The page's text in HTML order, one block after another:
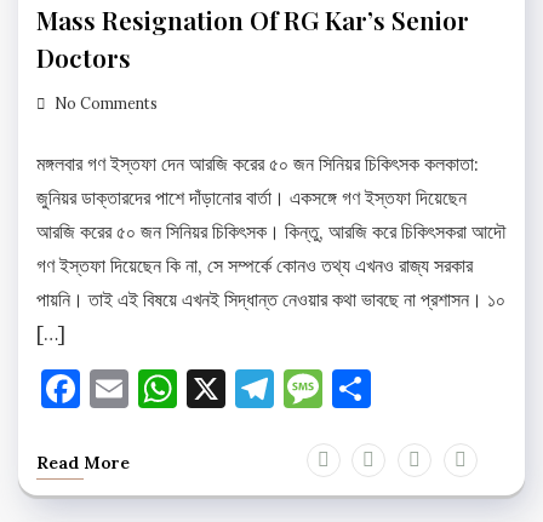
Mass Resignation Of RG Kar’s Senior
Doctors
No Comments
মঙ্গলবার গণ ইস্তফা দেন আরজি করের ৫০ জন সিনিয়র চিকিৎসক কলকাতা:
জুনিয়র ডাক্তারদের পাশে দাঁড়ানোর বার্তা। একসঙ্গে গণ ইস্তফা দিয়েছেন
আরজি করের ৫০ জন সিনিয়র চিকিৎসক। কিন্তু, আরজি করে চিকিৎসকরা আদৌ
গণ ইস্তফা দিয়েছেন কি না, সে সম্পর্কে কোনও তথ্য এখনও রাজ্য সরকার
পায়নি। তাই এই বিষয়ে এখনই সিদ্ধান্ত নেওয়ার কথা ভাবছে না প্রশাসন। ১০
[…]
Facebook
EmailWhatsApp
X Telegram
Message
Read More